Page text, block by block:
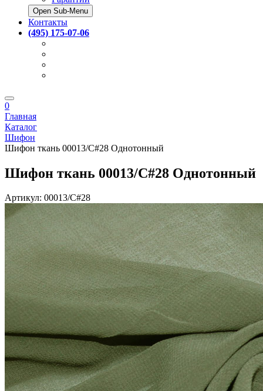
Open Sub-Menu
Контакты
(495) 175-07-06
0
Главная
Каталог
Шифон
Шифон ткань 00013/C#28 Однотонный
Шифон ткань 00013/C#28 Однотонный
Артикул: 00013/C#28